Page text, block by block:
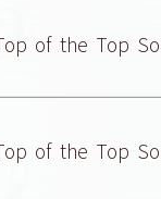
of the Top
of the Top